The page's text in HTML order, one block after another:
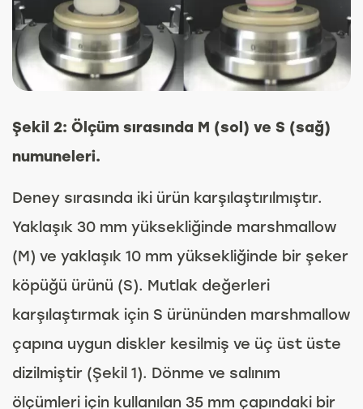
Şekil 2: Ölçüm sırasında M (sol) ve S (sağ)
numuneleri.
Deney sırasında iki ürün karşılaştırılmıştır.
Yaklaşık 30 mm yüksekliğinde marshmallow
(M) ve yaklaşık 10 mm yüksekliğinde bir şeker
köpüğü ürünü (S). Mutlak değerleri
karşılaştırmak için S ürününden marshmallow
çapına uygun diskler kesilmiş ve üç üst üste
dizilmiştir (Şekil 1). Dönme ve salınım
ölçümleri için kullanılan 35 mm çapındaki bir